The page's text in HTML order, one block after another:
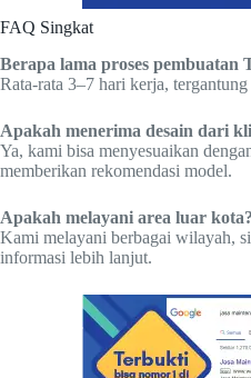
FAQ Singkat
Berapa lama proses pembuatan
Rata-rata 3–7 hari kerja,
Apakah menerima desain dari
Ya, kami bisa menyesuaikan
memberikan rekomendasi model.
Apakah melayani area luar kota?
Kami melayani berbagai wilayah,
informasi lebih lanjut.